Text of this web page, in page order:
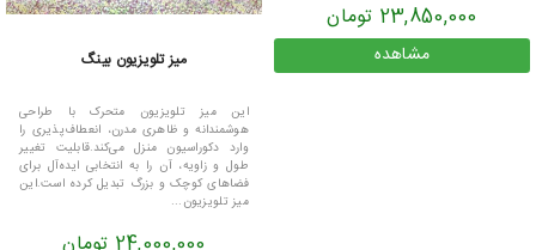
23,850,000 تومان
مشاهده میز تلویزیون بینگ
این میز تلویزیون متحرک با طراحی
هوشمندانه و ظاهری مدرن، انعطاف‌پذیری را
وارد دکوراسیون منزل می‌کند.قابلیت تغییر
طول و زاویه، آن را به انتخابی ایده‌آل برای
فضاهای کوچک و بزرگ تبدیل کرده است.این
میز تلویزیون...